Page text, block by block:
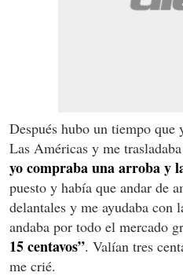
Después hubo un tiempo que
Las Américas y me
yo compraba una arroba y
puesto y había que andar de
delantales y me ayudaba con
andaba por todo el mercado
15 centavos”. Valían tres
me crié.